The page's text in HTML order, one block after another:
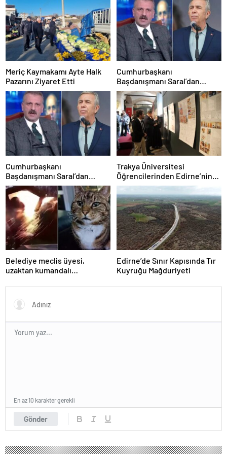
Meriç Kaymakamı Ayte Halk
Pazarını Ziyaret Etti
Cumhurbaşkanı
Başdanışmanı Saral’dan
gündem yaratacak Mansur
Yavaş iddiası
Cumhurbaşkanı
Başdanışmanı Saral’dan
gündem yaratacak Mansur
Yavaş iddiası
Trakya Üniversitesi
Öğrencilerinden Edirne’nin
Geleneksel Konutlarına
Rölöve ve Restorasyon
Projesi
Belediye meclis üyesi,
uzaktan kumandalı
uçurmaya çalıştı
Edirne’de Sınır Kapısında Tır
Kuyruğu Mağduriyeti
Gönder
En az 10 karakter gerekli